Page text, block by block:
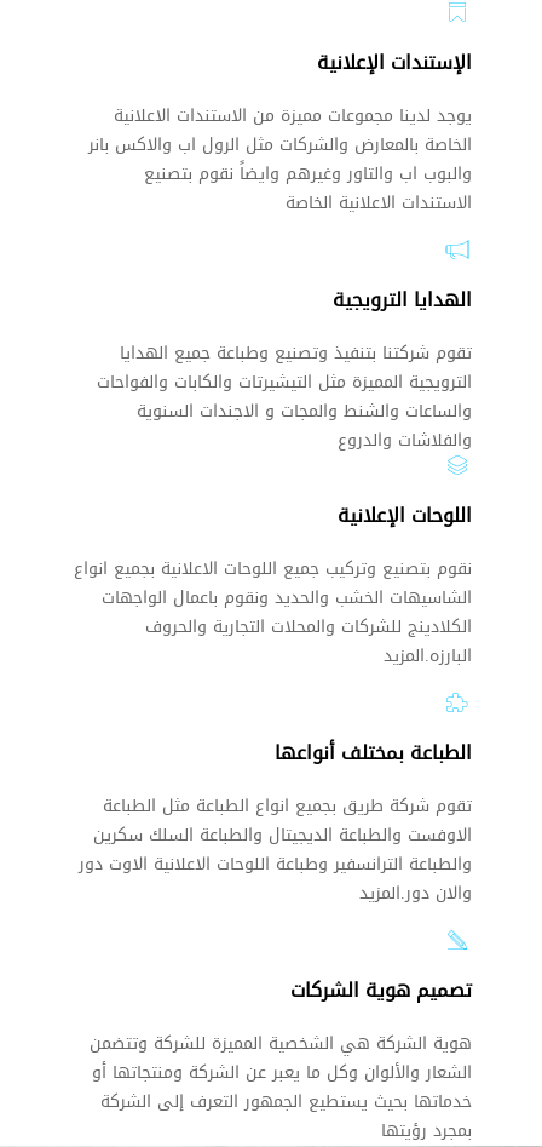
الإستندات الإعلانية
يوجد لدينا مجموعات مميزة من الاستندات الاعلانية
الخاصة بالمعارض والشركات مثل الرول اب والاكس بانر
والبوب اب والتاور وغيرهم وايضاً نقوم بتصنيع
الاستندات الاعلانية الخاصة
الهدايا الترويجية
تقوم شركتنا بتنفيذ وتصنيع وطباعة جميع الهدايا
الترويجية المميزة مثل التيشيرتات والكابات والفواحات
والساعات والشنط والمجات و الاجندات السنوية
والفلاشات والدروع
اللوحات الإعلانية
نقوم بتصنيع وتركيب جميع اللوحات الاعلانية بجميع انواع
الشاسيهات الخشب والحديد ونقوم باعمال الواجهات
الكلادينج للشركات والمحلات التجارية والحروف
البارزه.المزيد
الطباعة بمختلف أنواعها
تقوم شركة طريق بجميع انواع الطباعة مثل الطباعة
الاوفست والطباعة الديجيتال والطباعة السلك سكرين
والطباعة الترانسفير وطباعة اللوحات الاعلانية الاوت دور
والان دور.المزيد
تصميم هوية الشركات
هوية الشركة هي الشخصية المميزة للشركة وتتضمن
الشعار والألوان وكل ما يعبر عن الشركة ومنتجاتها أو
خدماتها بحيث يستطيع الجمهور التعرف إلى الشركة
بمجرد رؤيتها